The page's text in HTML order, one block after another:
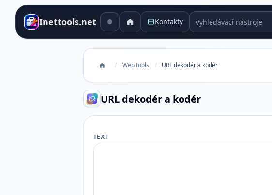
Inettools.net Kontakty Vyhledávací nástroje
/ Web tools / URL dekodér a kodér
URL dekodér a kodér
TEXT